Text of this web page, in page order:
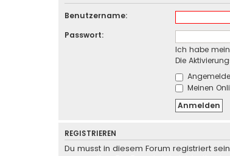
Benutzername:
Passwort:
Ich habe
Die
Meinen
REGISTRIEREN
Du musst in diesem Forum registriert